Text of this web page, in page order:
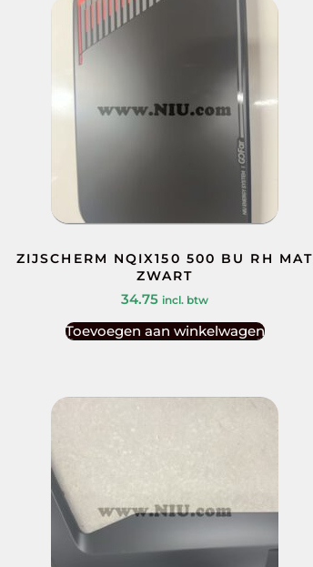
ZIJSCHERM NQIX150 500 BU RH MAT
ZWART
34.75 incl. btw
Toevoegen aan winkelwagen